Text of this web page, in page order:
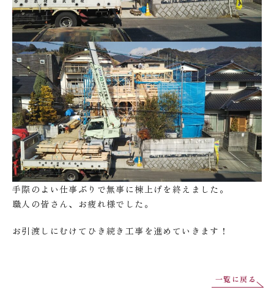
手際のよい仕事ぶりで無事に棟上げを終えました。
職人の皆さん、お疲れ様でした。
お引渡しにむけてひき続き工事を進めていきます！
一覧に戻る